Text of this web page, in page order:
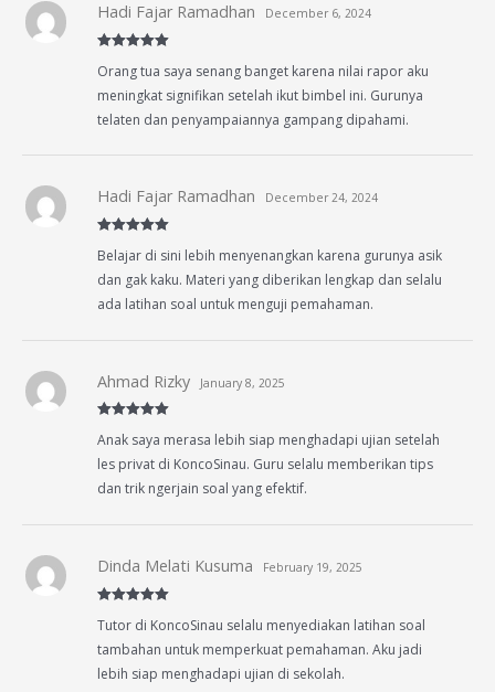
of 5
Hadi Fajar Ramadhan December 6, 2024
Orang tua saya senang banget karena nilai rapor aku
meningkat signifikan setelah ikut bimbel ini. Gurunya
telaten dan penyampaiannya gampang dipahami.
of 5
Hadi Fajar Ramadhan December 24, 2024
Belajar di sini lebih menyenangkan karena gurunya asik
dan gak kaku. Materi yang diberikan lengkap dan selalu
ada latihan soal untuk menguji pemahaman.
of 5
Ahmad Rizky January 8, 2025
Anak saya merasa lebih siap menghadapi ujian setelah
les privat di KoncoSinau. Guru selalu memberikan tips
dan trik ngerjain soal yang efektif.
of 5
Dinda Melati Kusuma February 19, 2025
Tutor di KoncoSinau selalu menyediakan latihan soal
tambahan untuk memperkuat pemahaman. Aku jadi
lebih siap menghadapi ujian di sekolah.